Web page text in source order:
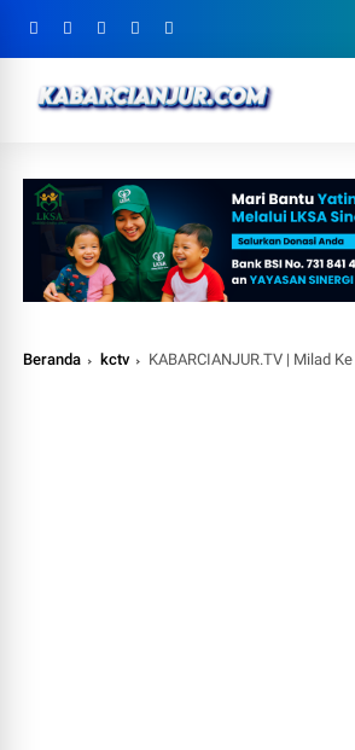
Beranda kctv KABARCIANJUR.TV | Milad Ke 8 Khazzanah